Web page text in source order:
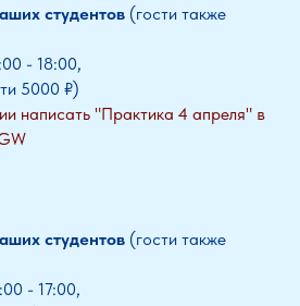
студентов (гости также
- 18:00,
5000 ₽)
написать "Практика 4 апреля" в
студентов (гости также
- 17:00,